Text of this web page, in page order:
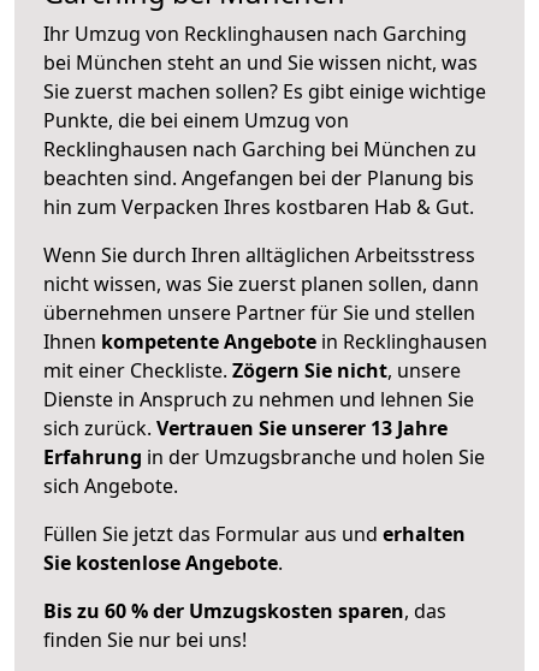
Ihr Umzug von Recklinghausen nach Garching
bei München steht an und Sie wissen nicht, was
Sie zuerst machen sollen? Es gibt einige wichtige
Punkte, die bei einem Umzug von
Recklinghausen nach Garching bei München zu
beachten sind. Angefangen bei der Planung bis
hin zum Verpacken Ihres kostbaren Hab & Gut.
Wenn Sie durch Ihren alltäglichen Arbeitsstress
nicht wissen, was Sie zuerst planen sollen, dann
übernehmen unsere Partner für Sie und stellen
Ihnen kompetente Angebote in Recklinghausen
mit einer Checkliste. Zögern Sie nicht, unsere
Dienste in Anspruch zu nehmen und lehnen Sie
sich zurück. Vertrauen Sie unserer 13 Jahre
Erfahrung in der Umzugsbranche und holen Sie
sich Angebote.
Füllen Sie jetzt das Formular aus und erhalten
Sie kostenlose Angebote.
Bis zu 60 % der Umzugskosten sparen, das
finden Sie nur bei uns!